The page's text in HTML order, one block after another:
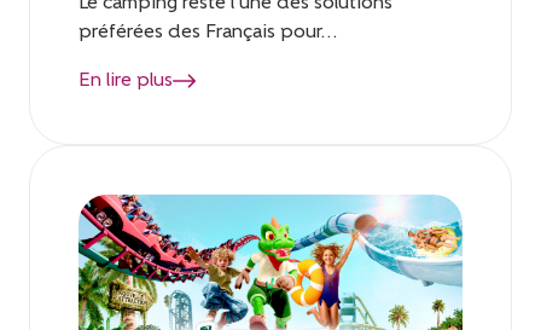
Le camping reste l’une des solutions
préférées des Français pour...
En lire plus